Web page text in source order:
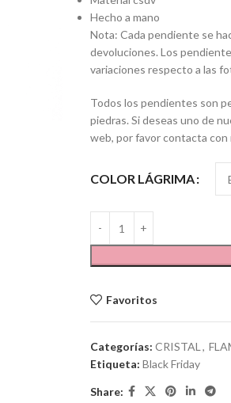
Hecho a mano
Nota: Cada pendiente se
devoluciones. Los
variaciones respecto a las
Todos los pendientes son
piedras. Si deseas uno de
web, por favor contacta con
COLOR LÁGRIMA
Favoritos
Categorías: CRISTAL ,
Etiqueta: Black Friday
Share: